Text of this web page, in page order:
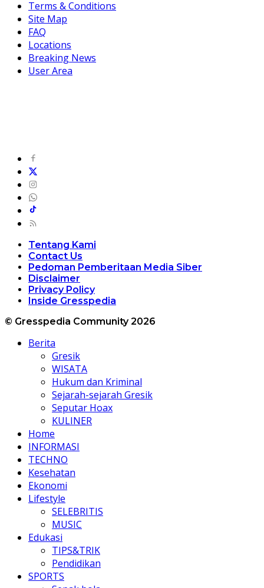
Terms & Conditions
Site Map
FAQ
Locations
Breaking News
User Area
Tentang Kami
Contact Us
Pedoman Pemberitaan Media Siber
Disclaimer
Privacy Policy
Inside Gresspedia
© Gresspedia Community 2026
Berita
Gresik
WISATA
Hukum dan Kriminal
Sejarah-sejarah Gresik
Seputar Hoax
KULINER
Home
INFORMASI
TECHNO
Kesehatan
Ekonomi
Lifestyle
SELEBRITIS
MUSIC
Edukasi
TIPS&TRIK
Pendidikan
SPORTS